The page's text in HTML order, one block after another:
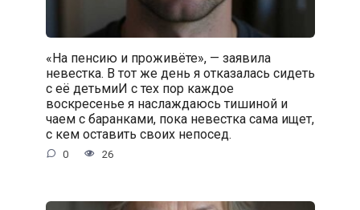
«На пенсию и проживёте», — заявила
невестка. В тот же день я отказалась сидеть
с её детьмиИ с тех пор каждое
воскресенье я наслаждаюсь тишиной и
чаем с баранками, пока невестка сама ищет,
с кем оставить своих непосед.
0 26